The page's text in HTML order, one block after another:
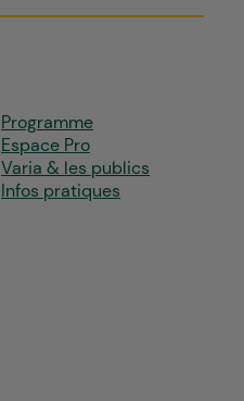
Programme
Espace Pro
Varia & les publics
Infos pratiques